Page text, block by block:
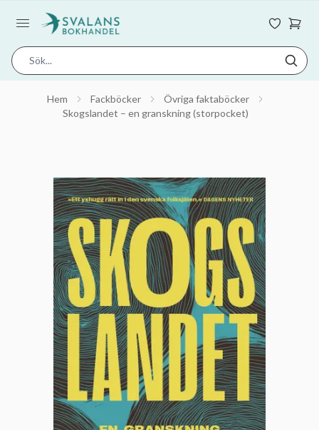
Hem Fackböcker
Övriga faktaböcker
Skogslandet – en granskning (storpocket)